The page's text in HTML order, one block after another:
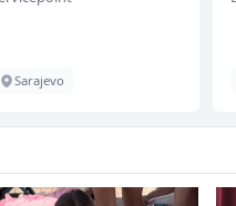
Sarajevo